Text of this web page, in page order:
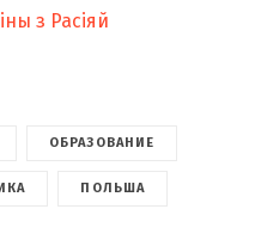
з Расіяй
ОБРАЗОВАНИЕ
ПОЛЬША